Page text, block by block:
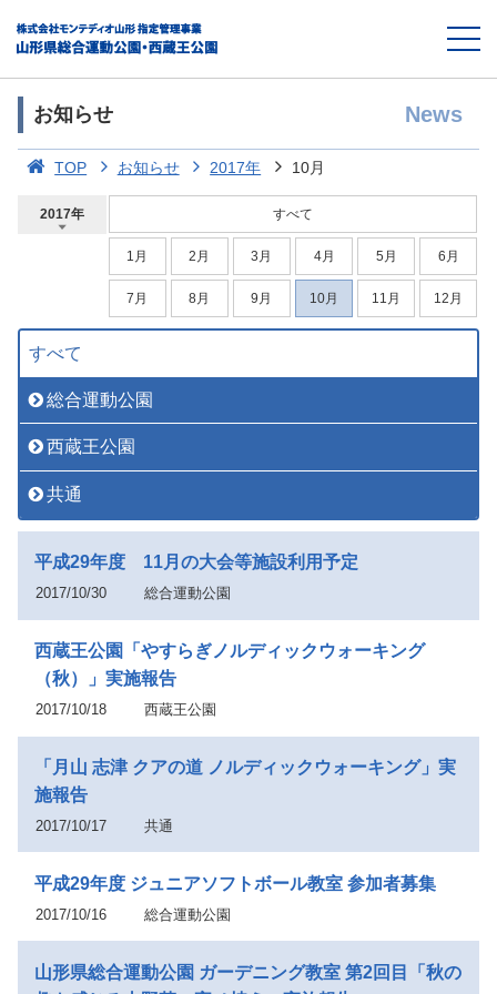
お知らせ News
TOP お知らせ 2017年 10月
2017年 すべて
1月 2月 3月 4月 5月 6月
7月 8月 9月 10月 11月 12月
すべて
総合運動公園
西蔵王公園
共通
2017/10/30 総合運動公園
平成29年度 11月の大会等施設利用予定
2017/10/18 西蔵王公園
西蔵王公園「やすらぎノルディックウォーキング
（秋）」実施報告
2017/10/17 共通
「月山 志津 クアの道 ノルディックウォーキング」実
施報告
2017/10/16 総合運動公園
平成29年度 ジュニアソフトボール教室 参加者募集
山形県総合運動公園 ガーデニング教室 第2回目「秋の